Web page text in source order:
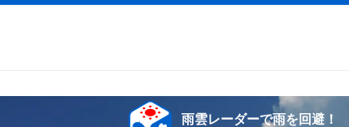
雨雲レーダーで雨を回避！